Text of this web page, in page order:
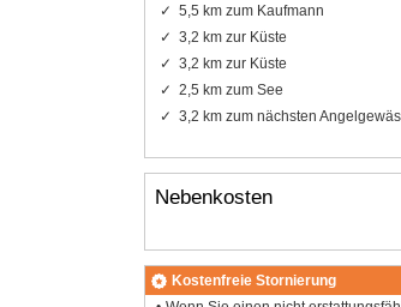
5,5 km zum Kaufmann
3,2 km zur Küste
3,2 km zur Küste
2,5 km zum See
3,2 km zum nächsten
Nebenkosten
Kostenfreie Stornierung